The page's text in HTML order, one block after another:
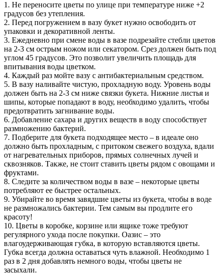
1. Не переносите цветы по улице при температуре ниже +2
градусов без утепления.
2. Перед погружением в вазу букет нужно освободить от
упаковки и декоративной ленты.
3. Ежедневно при смене воды в вазе подрезайте стебли цветов
на 2-3 см острым ножом или секатором. Срез должен быть под
углом 45 градусов. Это позволит увеличить площадь для
впитывания воды цветком.
4. Каждый раз мойте вазу с антибактериальным средством.
5. В вазу наливайте чистую, прохладную воду. Уровень воды
должен быть на 2-3 см ниже связки букета. Нижние листья и
шипы, которые попадают в воду, необходимо удалить, чтобы
предотвратить загнивание воды.
6. Добавление сахара и других веществ в воду способствует
размножению бактерий.
7. Подберите для букета подходящее место – в идеале оно
должно быть прохладным, с притоком свежего воздуха, вдали
от нагревательных приборов, прямых солнечных лучей и
сквозняков. Также, не стоит ставить цветы рядом с овощами и
фруктами.
8. Следите за количеством воды в вазе – некоторые цветы
потребляют ее быстрее остальных.
9. Убирайте во время завядшие цветы из букета, чтобы в воде
не размножались бактерии. Тем самым вы продлите его
красоту!
10. Цветы в коробке, корзине или ящике тоже требуют
регулярного ухода после покупки. Оазис – это
влагоудерживающая губка, в которую вставляются цветы.
Губка всегда должна оставаться чуть влажной. Необходимо 1
раз в 2 дня добавлять немного воды, чтобы цветы не
засыхали.